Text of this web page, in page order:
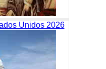
Unidos 2026